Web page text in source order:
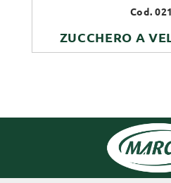
Cod.
ZUCCHERO A